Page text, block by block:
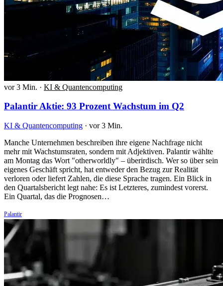
vor 3 Min. · KI & Quantencomputing
Palantir Aktie: 93 Prozent Wachstum im Q2
KI & Quantencomputing · vor 3 Min.
Manche Unternehmen beschreiben ihre eigene Nachfrage nicht
mehr mit Wachstumsraten, sondern mit Adjektiven. Palantir wählte
am Montag das Wort "otherworldly" – überirdisch. Wer so über sein
eigenes Geschäft spricht, hat entweder den Bezug zur Realität
verloren oder liefert Zahlen, die diese Sprache tragen. Ein Blick in
den Quartalsbericht legt nahe: Es ist Letzteres, zumindest vorerst.
Ein Quartal, das die Prognosen…
Palantir